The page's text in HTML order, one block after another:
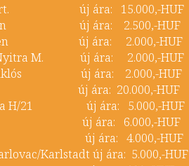
6 ért. új ára: 15.000,-HUF
új ára: 2.500,-HUF
Régen új ára: 2.000,-HUF
Nyitra M. új ára: 2.000,-HUF
új ára: 2.000,-HUF
új ára: 20.000,-HUF
H/21 új ára: 5.000,-HUF
új ára: 6.000,-HUF
új ára: 4.000,-HUF
Karlstadt új ára: 5.000,-HUF